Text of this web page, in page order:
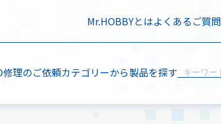
Mr.HOBBYとはよくあるご質問
修理のご依頼カテゴリーから製品を探す